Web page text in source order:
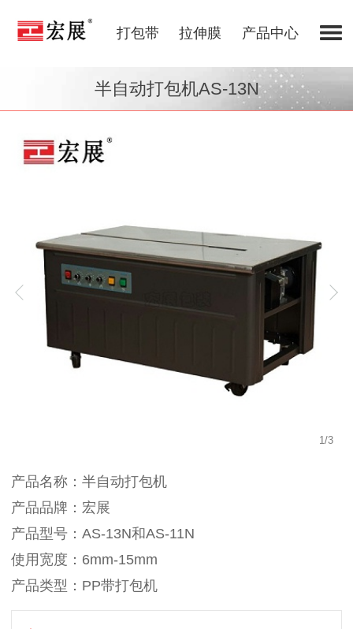
打包带 拉伸膜 产品中心
半自动打包机AS-13N
1 /3
产品名称：半自动打包机
产品品牌：宏展
产品型号：AS-13N和AS-11N
使用宽度：6mm-15mm
产品类型：PP带打包机